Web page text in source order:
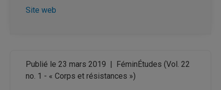
Site web
Publié le 23 mars 2019 | FéminÉtudes (Vol. 22
no. 1 - « Corps et résistances »)